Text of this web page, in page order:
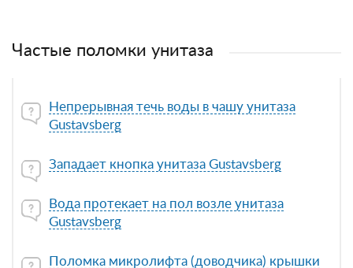
Частые поломки унитаза
Непрерывная течь воды в чашу унитаза
Gustavsberg
Западает кнопка унитаза Gustavsberg
Вода протекает на пол возле унитаза
Gustavsberg
Поломка микролифта (доводчика) крышки